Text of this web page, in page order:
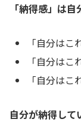
「納得感」は
「自分はこ
「自分はこ
「自分はこ
自分が納得して